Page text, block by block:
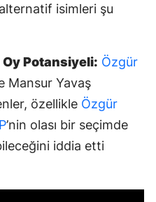
isimleri şu
Potansiyeli: Özgür
Mansur Yavaş
özellikle Özgür
’nin olası bir seçimde
iddia etti